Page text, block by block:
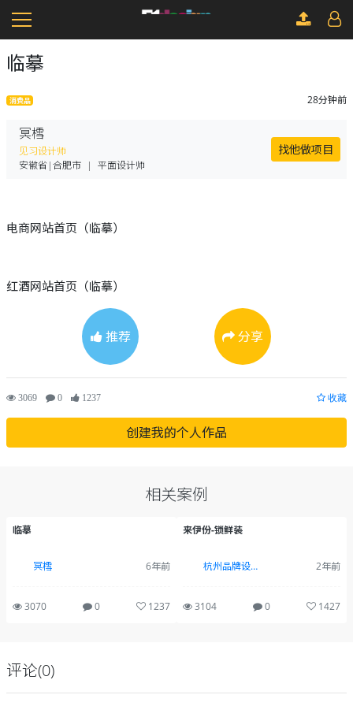
临摹
消费品 28分钟前
冥樰
见习设计师
安徽省|合肥市 | 平面设计师
找他做项目
电商网站首页（临摹）
红酒网站首页（临摹）
推荐 分享
3069 0 1237 收藏
创建我的个人作品
相关案例
临摹
冥樰 6年前
3070 0 1237
来伊份-锁鲜装
杭州品牌设计全案 2年前
3104 0 1427
评论(0)